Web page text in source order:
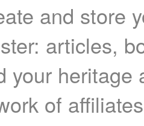
and store
articles,
your heritage
of